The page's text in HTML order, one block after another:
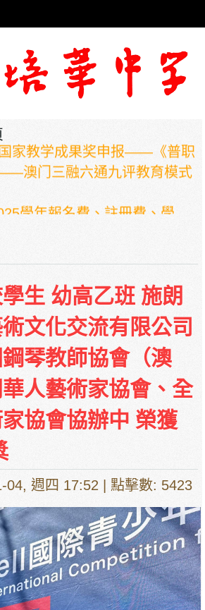
家教学成果奖申报——《普职
澳门三融六通九评教育模式
學年報名費、註冊費、學
一覽表
生 幼高乙班 施朗
文化交流有限公司
琴教師協會（澳
人藝術家協會、全
協會協辦中 榮獲
04, 週四 17:52 | 點擊數: 5423